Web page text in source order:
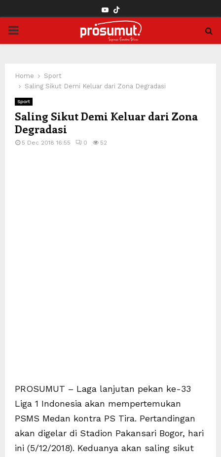
YOUTUBE
PRIMARY
Home
Sport
Saling Sikut Demi Keluar dari Zona Degradasi
Sport
Saling Sikut Demi Keluar dari Zona
Degradasi
5 Dec 2018 16:55 0 52
PROSUMUT – Laga lanjutan pekan ke-33
Liga 1 Indonesia akan mempertemukan
PSMS Medan kontra PS Tira. Pertandingan
akan digelar di Stadion Pakansari Bogor, hari
ini (5/12/2018). Keduanya akan saling sikut